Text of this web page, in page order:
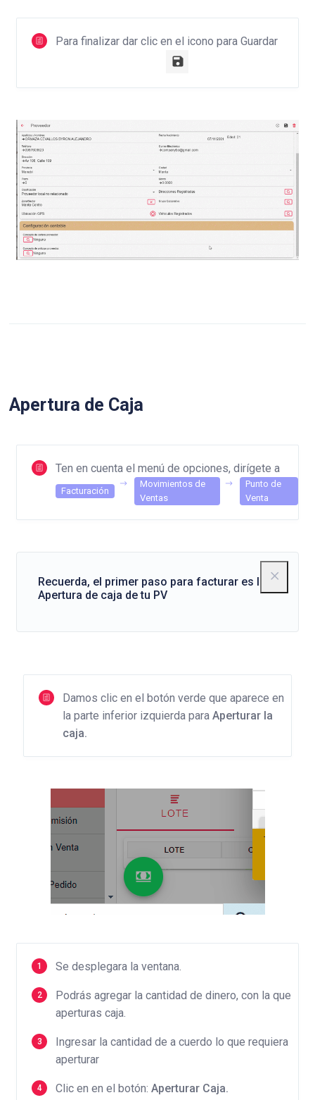
Para finalizar dar clic en el icono para Guardar
Apertura de Caja
Ten en cuenta el menú de opciones, dirígete a
Facturación
Movimientos de
Ventas
Punto de
Venta
Recuerda, el primer paso para facturar es la
Apertura de caja de tu PV
Damos clic en el botón verde que aparece en
la parte inferior izquierda para Aperturar la
caja.
Se desplegara la ventana.
Podrás agregar la cantidad de dinero, con la que
aperturas caja.
Ingresar la cantidad de a cuerdo lo que requiera
aperturar
Clic en en el botón: Aperturar Caja.